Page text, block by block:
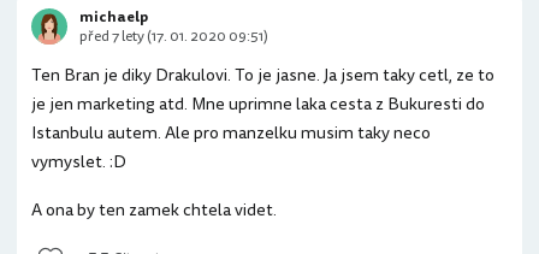
Ten Bran je diky Drakulovi. To je jasne. Ja jsem taky cetl, ze to
je jen marketing atd. Mne uprimne laka cesta z Bukuresti do
Istanbulu autem. Ale pro manzelku musim taky neco
vymyslet. :D
A ona by ten zamek chtela videt.
michaelp
před 7 lety (17. 01. 2020 09:51)